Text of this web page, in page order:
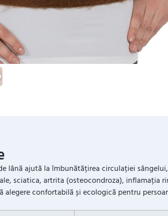
lână ajută la îmbunătățirea circulației
sciatica, artrita (osteocondroza), inflamația
alegere confortabilă și ecologică pentru